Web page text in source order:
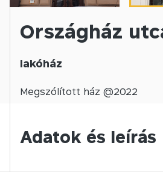
Országház
lakóház
Megszólított ház @2022
Adatok és leírás